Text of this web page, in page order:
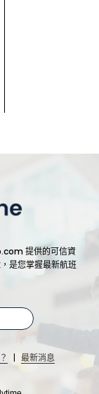
提供的可信資
是您掌握最新航班
| 最新消息